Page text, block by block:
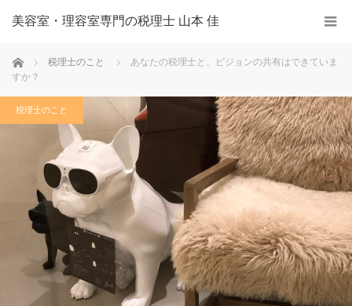
美容室・理容室専門の税理士 山本 佳
ホーム 税理士のこと
あなたの税理士と、ビジョンの共有はできていま
すか？
税理士のこと